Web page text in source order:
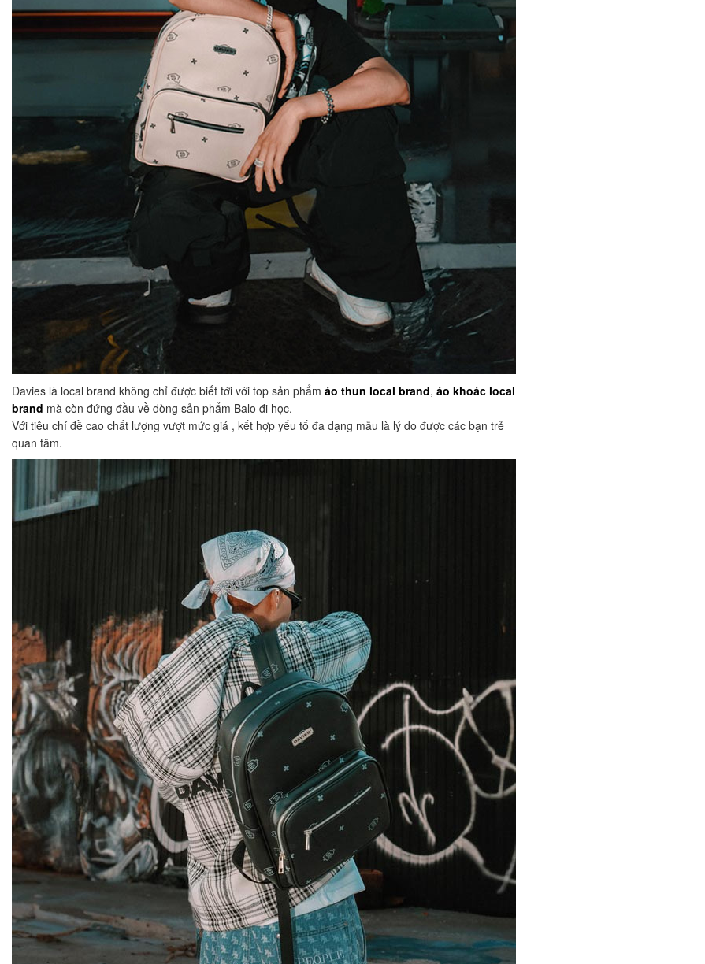
Davies là local brand không chỉ được biết tới với top sản phẩm áo thun local brand, áo khoác local
brand mà còn đứng đầu về dòng sản phẩm Balo đi học.
Với tiêu chí đề cao chất lượng vượt mức giá , kết hợp yếu tố đa dạng mẫu là lý do được các bạn trẻ
quan tâm.